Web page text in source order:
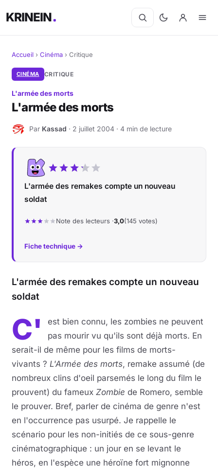
KRINEIN
Cinéma
Séries
Livres
Jeux vidéo
Sortir
Sciences & Tech
Accueil › Cinéma › Critique
CINÉMA CRITIQUE
L'armée des morts
L'armée des morts
K Par Kassad · 2 juillet 2004 · 4 min de lecture
L'armée des remakes compte un nouveau
soldat
Note des lecteurs ·3,0(145 votes)
Fiche technique →
L'armée des remakes compte un nouveau
soldat
C'
est bien connu, les zombies ne peuvent
pas mourir vu qu'ils sont déjà morts. En
serait-il de même pour les films de morts-
vivants ? L'Armée des morts, remake assumé (de
nombreux clins d'oeil parsemés le long du film le
prouvent) du fameux Zombie de Romero, semble
le prouver. Bref, parler de cinéma de genre n'est
en l'occurrence pas usurpé. Je rappelle le
scénario pour les non-initiés de ce sous-genre
cinématographique : un jour en se levant le
héros, en l'espèce une héroïne fort mignonne